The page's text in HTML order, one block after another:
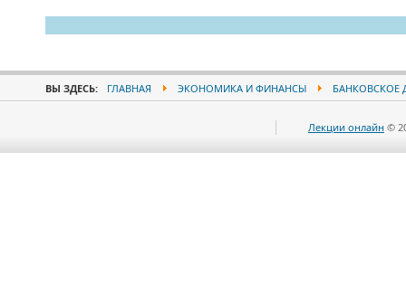
ВЫ ЗДЕСЬ: ГЛАВНАЯ ЭКОНОМИКА И ФИНАНСЫ БАНКОВСКОЕ
Лекции онлайн ©